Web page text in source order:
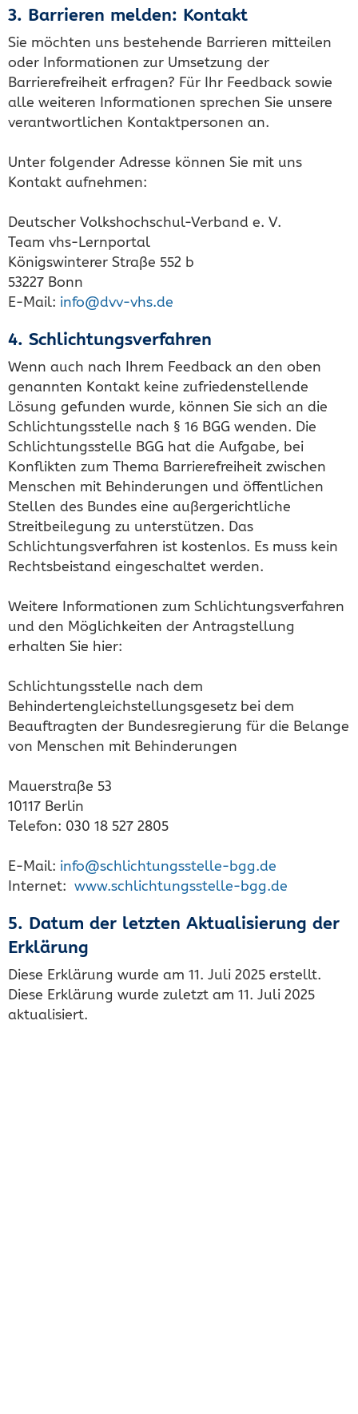
3. Barrieren melden: Kontakt
Sie möchten uns bestehende Barrieren mitteilen
oder Informationen zur Umsetzung der
Barrierefreiheit erfragen? Für Ihr Feedback sowie
alle weiteren Informationen sprechen Sie unsere
verantwortlichen Kontaktpersonen an.
Unter folgender Adresse können Sie mit uns
Kontakt aufnehmen:
Deutscher Volkshochschul-Verband e. V.
Team vhs-Lernportal
Königswinterer Straße 552 b
53227 Bonn
E-Mail: info@dvv-vhs.de
4. Schlichtungsverfahren
Wenn auch nach Ihrem Feedback an den oben
genannten Kontakt keine zufriedenstellende
Lösung gefunden wurde, können Sie sich an die
Schlichtungsstelle nach § 16 BGG wenden. Die
Schlichtungsstelle BGG hat die Aufgabe, bei
Konflikten zum Thema Barrierefreiheit zwischen
Menschen mit Behinderungen und öffentlichen
Stellen des Bundes eine außergerichtliche
Streitbeilegung zu unterstützen. Das
Schlichtungsverfahren ist kostenlos. Es muss kein
Rechtsbeistand eingeschaltet werden.
Weitere Informationen zum Schlichtungsverfahren
und den Möglichkeiten der Antragstellung
erhalten Sie hier:
Schlichtungsstelle nach dem
Behindertengleichstellungsgesetz bei dem
Beauftragten der Bundesregierung für die Belange
von Menschen mit Behinderungen
Mauerstraße 53
10117 Berlin
Telefon: 030 18 527 2805
E-Mail: info@schlichtungsstelle-bgg.de
Internet: www.schlichtungsstelle-bgg.de
5. Datum der letzten Aktualisierung der
Erklärung
Diese Erklärung wurde am 11. Juli 2025 erstellt.
Diese Erklärung wurde zuletzt am 11. Juli 2025
aktualisiert.